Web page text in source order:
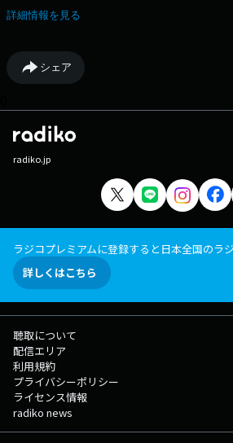
詳細情報を見る
シェア
radiko.jp
ラジコプレミアムに登録すると日本全国のラ
詳しくはこちら
聴取について
配信エリア
利用規約
プライバシーポリシー
ライセンス情報
radiko news